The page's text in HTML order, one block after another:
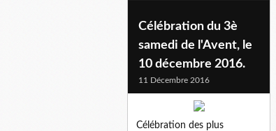
avent 2016
Célébration du 3è
samedi de l'Avent, le
10 décembre 2016.
11 Décembre 2016
Célébration des plus